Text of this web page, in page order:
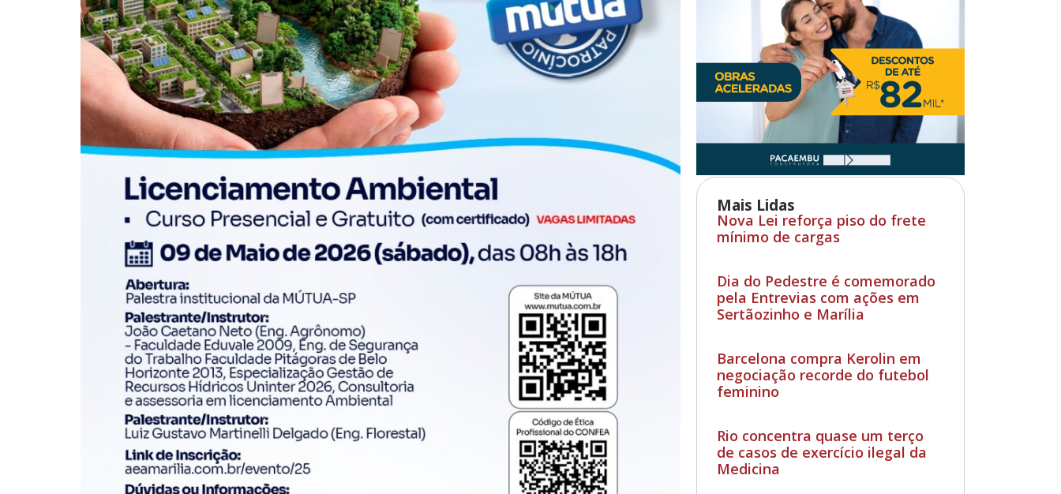
Mais Lidas
Nova Lei reforça piso do frete
mínimo de cargas
Dia do Pedestre é comemorado
pela Entrevias com ações em
Sertãozinho e Marília
Barcelona compra Kerolin em
negociação recorde do futebol
feminino
Rio concentra quase um terço
de casos de exercício ilegal da
Medicina